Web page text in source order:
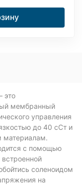
это
мембранный
управления
до 40 сСт и
материалам.
с помощью
соленоидом
на